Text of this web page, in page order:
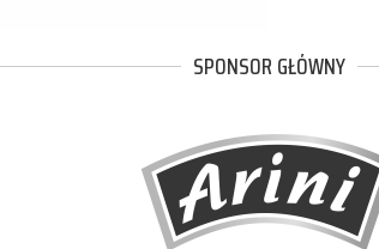
SPONSOR GŁÓWNY